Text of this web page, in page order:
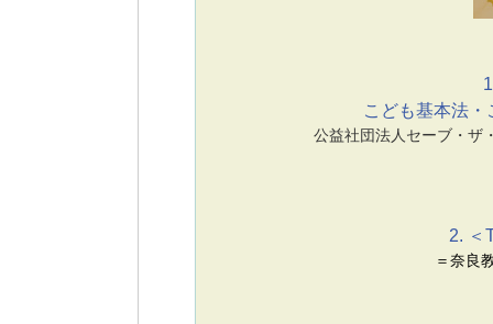
こども基本法
公益社団法人セーブ・ザ
2. ＜
＝奈良